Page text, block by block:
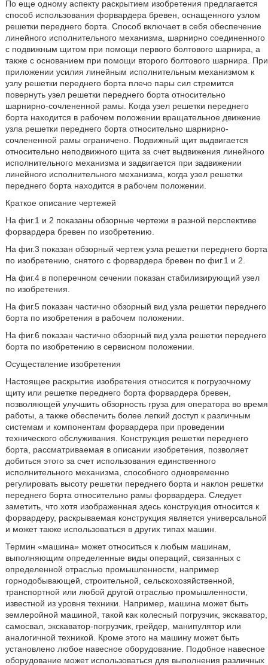
По еще одному аспекту раскрытием изобретения предлагается
способ использования форвардера бревен, оснащенного узлом
решетки переднего борта. Способ включает в себя обеспечение
линейного исполнительного механизма, шарнирно соединенного
с подвижным щитом при помощи первого болтового шарнира, а
также с основанием при помощи второго болтового шарнира. При
приложении усилия линейным исполнительным механизмом к
узлу решетки переднего борта плечо пары сил стремится
повернуть узел решетки переднего борта относительно
шарнирно-сочлененной рамы. Когда узел решетки переднего
борта находится в рабочем положении вращательное движение
узла решетки переднего борта относительно шарнирно-
сочлененной рамы ограничено. Подвижный щит выдвигается
относительно неподвижного щита за счет выдвижения линейного
исполнительного механизма и задвигается при задвижении
линейного исполнительного механизма, когда узел решетки
переднего борта находится в рабочем положении.
Краткое описание чертежей
На фиг.1 и 2 показаны обзорные чертежи в разной перспективе
форвардера бревен по изобретению.
На фиг.3 показан обзорный чертеж узла решетки переднего борта
по изобретению, снятого с форвардера бревен по фиг.1 и 2.
На фиг.4 в поперечном сечении показан стабилизирующий узел
по изобретения.
На фиг.5 показан частично обзорный вид узла решетки переднего
борта по изобретения в рабочем положении.
На фиг.6 показан частично обзорный вид узла решетки переднего
борта по изобретению в сервисном положении.
Осуществление изобретения
Настоящее раскрытие изобретения относится к погрузочному
щиту или решетке переднего борта форвардера бревен,
позволяющей улучшить обзорность груза для оператора во время
работы, а также обеспечить более легкий доступ к различным
системам и компонентам форвардера при проведении
технического обслуживания. Конструкция решетки переднего
борта, рассматриваемая в описании изобретения, позволяет
добиться этого за счет использования единственного
исполнительного механизма, способного одновременно
регулировать высоту решетки переднего борта и наклон решетки
переднего борта относительно рамы форвардера. Следует
заметить, что хотя изображенная здесь конструкция относится к
форвардеру, раскрываемая конструкция является универсальной
и может также использоваться в других типах машин.
Термин «машина» может относиться к любым машинам,
выполняющим определенные виды операций, связанных с
определенной отраслью промышленности, например
горнодобывающей, строительной, сельскохозяйственной,
транспортной или любой другой отраслью промышленности,
известной из уровня техники. Например, машина может быть
землеройной машиной, такой как колесный погрузчик, экскаватор,
самосвал, экскаватор-погрузчик, грейдер, манипулятор или
аналогичной техникой. Кроме этого на машину может быть
установлено любое навесное оборудование. Подобное навесное
оборудование может использоваться для выполнения различных